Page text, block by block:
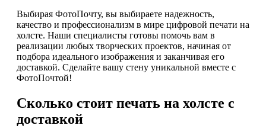
Выбирая ФотоПочту, вы выбираете надежность,
качество и профессионализм в мире цифровой печати на
холсте. Наши специалисты готовы помочь вам в
реализации любых творческих проектов, начиная от
подбора идеального изображения и заканчивая его
доставкой. Сделайте вашу стену уникальной вместе с
ФотоПочтой!
Сколько стоит печать на холсте с
доставкой